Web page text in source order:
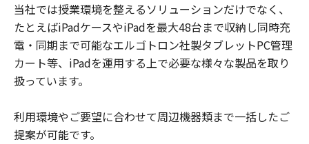
当社では授業環境を整えるソリューションだけでなく、
たとえばiPadケースやiPadを最大48台まで収納し同時充
電・同期まで可能なエルゴトロン社製タブレットPC管理
カート等、iPadを運用する上で必要な様々な製品を取り
扱っています。
利用環境やご要望に合わせて周辺機器類まで一括したご
提案が可能です。